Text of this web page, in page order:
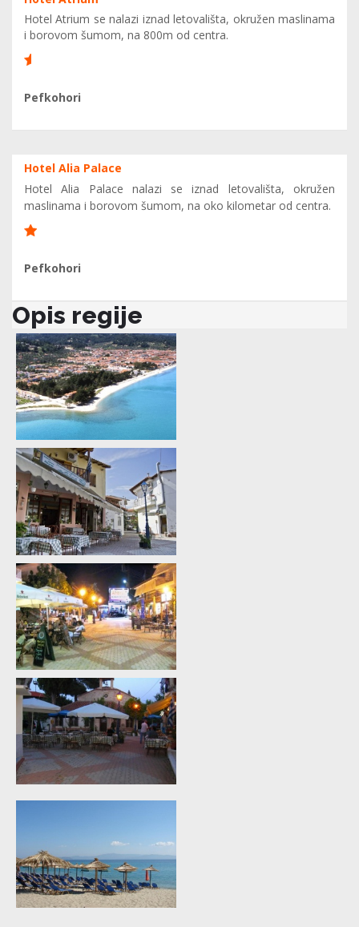
Hotel Atrium se nalazi iznad letovališta, okružen maslinama
i borovom šumom, na 800m od centra.
8
Pefkohori
Hotel Alia Palace
Hotel Alia Palace nalazi se iznad letovališta, okružen
maslinama i borovom šumom, na oko kilometar od centra.
10
Pefkohori
Opis regije